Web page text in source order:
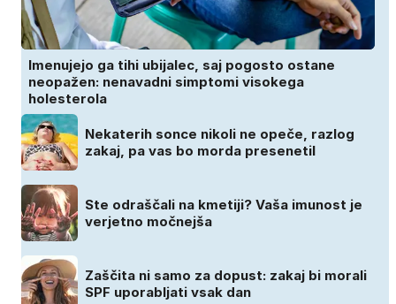
Imenujejo ga tihi ubijalec, saj pogosto ostane
neopažen: nenavadni simptomi visokega
holesterola
Nekaterih sonce nikoli ne opeče, razlog
zakaj, pa vas bo morda presenetil
Ste odraščali na kmetiji? Vaša imunost je
verjetno močnejša
Zaščita ni samo za dopust: zakaj bi morali
SPF uporabljati vsak dan